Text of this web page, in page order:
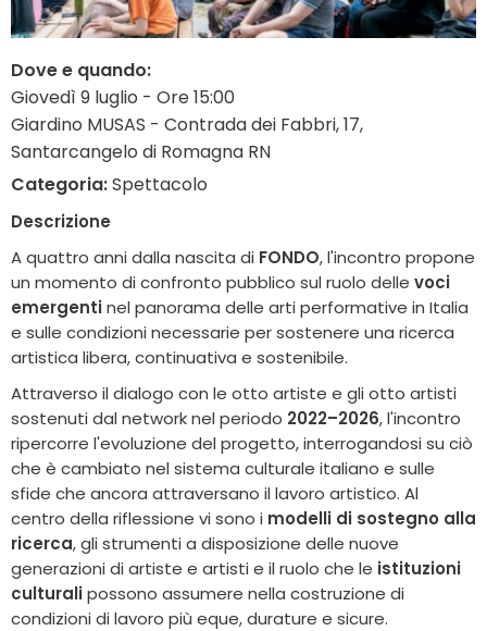
Dove e quando:
Giovedì 9 luglio - Ore 15:00
Giardino MUSAS - Contrada dei Fabbri, 17,
Santarcangelo di Romagna RN
Categoria:Spettacolo
Descrizione
A quattro anni dalla nascita di FONDO, l'incontro propone
un momento di confronto pubblico sul ruolo delle voci
emergentinel panorama delle arti performative in Italia
e sulle condizioni necessarie per sostenere una ricerca
artistica libera, continuativa e sostenibile.
Attraverso il dialogo con le otto artiste e gli otto artisti
sostenuti dal network nel periodo 2022–2026, l'incontro
ripercorre l'evoluzione del progetto, interrogandosi su ciò
che è cambiato nel sistema culturale italiano e sulle
sfide che ancora attraversano il lavoro artistico. Al
centro della riflessione vi sono i modelli di sostegno alla
ricerca, gli strumenti a disposizione delle nuove
generazioni di artiste e artisti e il ruolo che le istituzioni
culturalipossono assumere nella costruzione di
condizioni di lavoro più eque, durature e sicure.